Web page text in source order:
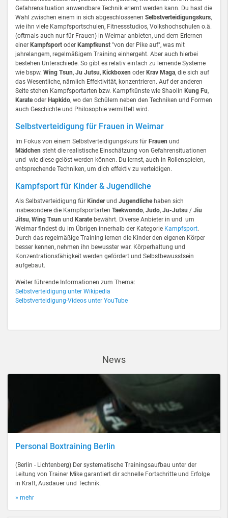
Gefahrensituation anwendbare Technik erlernt werden kann. Du hast die
Wahl zwischen einem in sich abgeschlossenen Selbstverteidigungskurs,
wie ihn viele Kampfsportschulen, Fitnessstudios, Volkshochschulen o.ä.
(oftmals auch nur für Frauen) in Weimar anbieten, und dem Erlernen
einer Kampfsport oder Kampfkunst "von der Pike auf", was mit
jahrelangem, regelmäßigem Training einhergeht. Aber auch hierbei
bestehen Unterschiede. So gibt es relativ einfach zu lernende Systeme
wie bspw. Wing Tsun, Ju Jutsu, Kickboxen oder Krav Maga, die sich auf
das Wesentliche, nämlich Effektivität, konzentrieren. Auf der anderen
Seite stehen Kampfsportarten bzw. Kampfkünste wie Shaolin Kung Fu,
Karateoder Hapkido, wo den Schülern neben den Techniken und Formen
auch Geschichte und Philosophie vermittelt wird.
Selbstverteidigung für Frauen in Weimar
Im Fokus von einem Selbstverteidigungskurs für Frauen und
Mädchen steht die realistische Einschätzung von Gefahrensituationen
und wie diese gelöst werden können. Du lernst, auch in Rollenspielen,
entsprechende Techniken, um dich effektiv zu verteidigen.
Kampfsport für Kinder & Jugendliche
Als Selbstverteidigung für Kinderund Jugendlichehaben sich
insbesondere die Kampfsportarten Taekwondo, Judo, Ju-Jutsu / Jiu
Jitsu, Wing Tsun und Karatebewährt. Diverse Anbieter in und um
Weimar findest du im Übrigen innerhalb der Kategorie Kampfsport.
Durch das regelmäßige Training lernen die Kinder den eigenen Körper
besser kennen, nehmen ihn bewusster war. Körperhaltung und
Konzentrationsfähigkeit werden gefördert und Selbstbewusstsein
aufgebaut.
Weiter führende Informationen zum Thema:
Selbstverteidigung unter Wikipedia
Selbstverteidigung-Videos unter YouTube
News
Personal Boxtraining Berlin
(Berlin - Lichtenberg) Der systematische Trainingsaufbau unter der
Leitung von Trainer Mike garantiert dir schnelle Fortschritte und Erfolge
in Kraft, Ausdauer und Technik.
» mehr